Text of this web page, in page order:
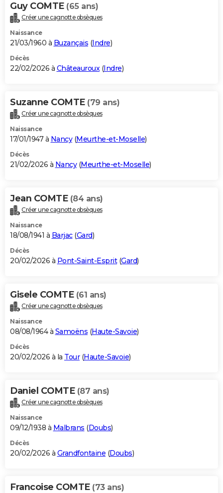
Guy COMTE (65 ans)
Créer une cagnotte obsèques
Naissance
21/03/1960 à Buzançais (Indre)
Décès
22/02/2026 à Châteauroux(Indre)
Suzanne COMTE (79 ans)
Créer une cagnotte obsèques
Naissance
17/01/1947 à Nancy(Meurthe-et-Moselle)
Décès
21/02/2026 à Nancy(Meurthe-et-Moselle)
Jean COMTE (84 ans)
Créer une cagnotte obsèques
Naissance
18/08/1941 à Barjac(Gard)
Décès
20/02/2026 à Pont-Saint-Esprit(Gard)
Gisele COMTE (61 ans)
Créer une cagnotte obsèques
Naissance
08/08/1964 à Samoëns (Haute-Savoie)
Décès
20/02/2026 à la Tour(Haute-Savoie)
Daniel COMTE (87 ans)
Créer une cagnotte obsèques
Naissance
09/12/1938 à Malbrans (Doubs)
Décès
20/02/2026 à Grandfontaine (Doubs)
Francoise COMTE (73 ans)